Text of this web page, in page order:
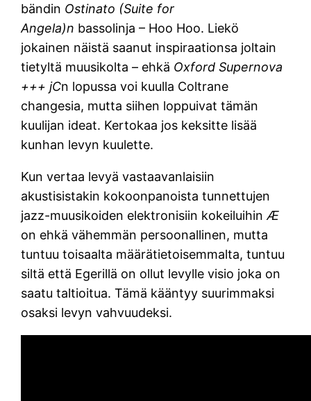
bändin Ostinato (Suite for
Angela)n bassolinja – Hoo Hoo. Liekö
jokainen näistä saanut inspiraationsa joltain
tietyltä muusikolta – ehkä Oxford Supernova
+++ jCn lopussa voi kuulla Coltrane
changesia, mutta siihen loppuivat tämän
kuulijan ideat. Kertokaa jos keksitte lisää
kunhan levyn kuulette.
Kun vertaa levyä vastaavanlaisiin
akustisistakin kokoonpanoista tunnettujen
jazz-muusikoiden elektronisiin kokeiluihinÆ
on ehkä vähemmän persoonallinen, mutta
tuntuu toisaalta määrätietoisemmalta, tuntuu
siltä että Egerillä on ollut levylle visio joka on
saatu taltioitua. Tämä kääntyy suurimmaksi
osaksi levyn vahvuudeksi.